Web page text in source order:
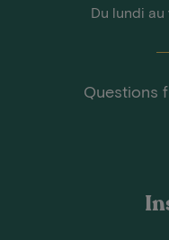
Du lundi
Questions